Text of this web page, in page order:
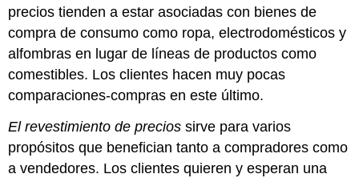
precios tienden a estar asociadas con bienes de
compra de consumo como ropa, electrodomésticos y
alfombras en lugar de líneas de productos como
comestibles. Los clientes hacen muy pocas
comparaciones-compras en este último.
El revestimiento de precios sirve para varios
propósitos que benefician tanto a compradores como
a vendedores. Los clientes quieren y esperan una